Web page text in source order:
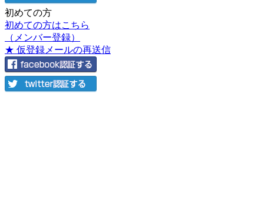
初めての方
初めての方はこちら
（メンバー登録）
★ 仮登録メールの再送信